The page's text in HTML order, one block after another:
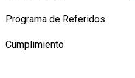
Canadá
Estados Unidos
Programa de Referidos
Cumplimiento